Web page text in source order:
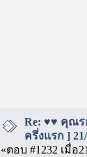
Re: ♥♥ คุณร
ครึ่งแรก ]
«ตอบ #1232 เมื่อ